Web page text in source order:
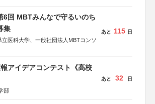
6回 MBTみんなで守るいのち
集
医科大学、一般社団法人MBTコンソ
合会
あと 115 日
アイデアコンテスト《高校
部
あと 32 日